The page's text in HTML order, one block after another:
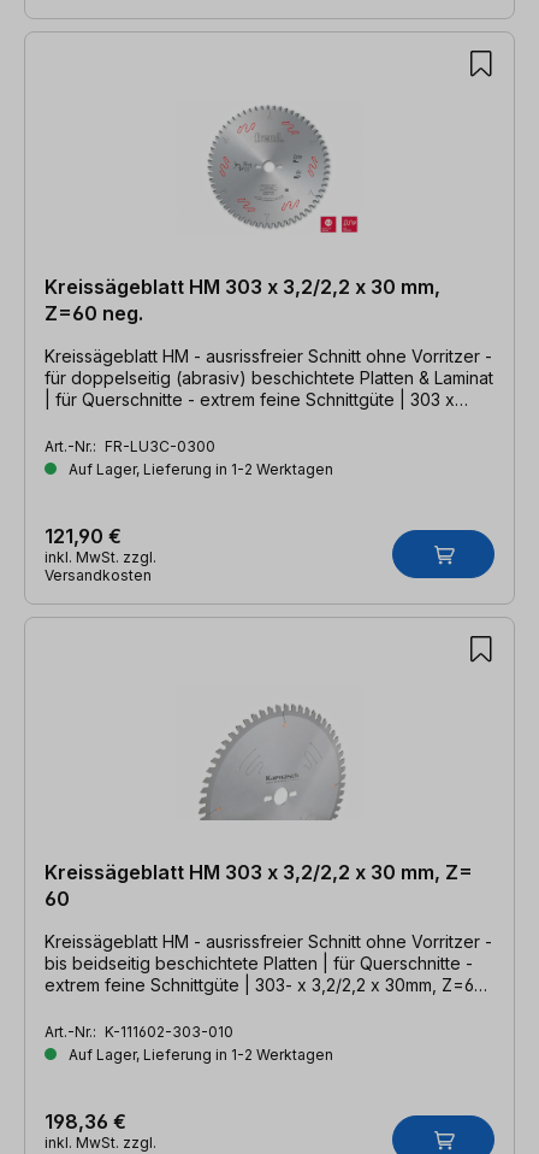
Kreissägeblatt HM 303 x 3,2/2,2 x 30 mm,
Z=60 neg.
Kreissägeblatt HM - ausrissfreier Schnitt ohne Vorritzer -
für doppelseitig (abrasiv) beschichtete Platten & Laminat
| für Querschnitte - extrem feine Schnittgüte | 303 x
Art.-Nr.: FR-LU3C-0300
Auf Lager, Lieferung in 1-2 Werktagen
121,90 €
inkl. MwSt. zzgl.
Versandkosten
Kreissägeblatt HM 303 x 3,2/2,2 x 30 mm, Z=
60
Kreissägeblatt HM - ausrissfreier Schnitt ohne Vorritzer -
bis beidseitig beschichtete Platten | für Querschnitte -
extrem feine Schnittgüte | 303- x 3,2/2,2 x 30mm, Z=60
Art.-Nr.: K-111602-303-010
Auf Lager, Lieferung in 1-2 Werktagen
198,36 €
inkl. MwSt. zzgl.